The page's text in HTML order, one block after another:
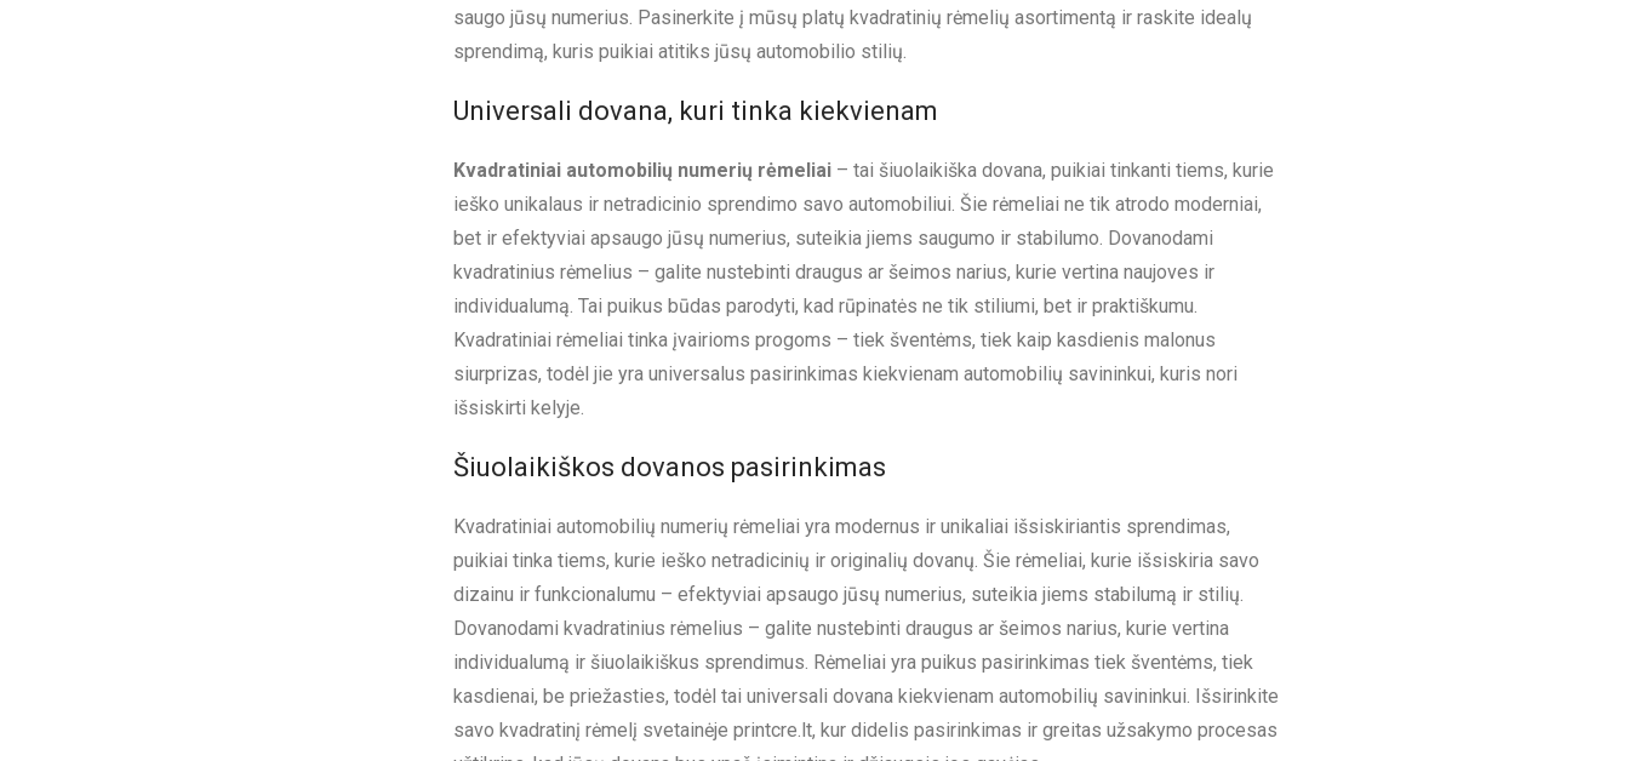
saugo jūsų numerius. Pasinerkite į mūsų platų kvadratinių rėmelių asortimentą ir raskite idealų
sprendimą, kuris puikiai atitiks jūsų automobilio stilių.
Universali dovana, kuri tinka kiekvienam
Kvadratiniai automobilių numerių rėmeliai– tai šiuolaikiška dovana, puikiai tinkanti tiems, kurie
ieško unikalaus ir netradicinio sprendimo savo automobiliui. Šie rėmeliai ne tik atrodo moderniai,
bet ir efektyviai apsaugo jūsų numerius, suteikia jiems saugumo ir stabilumo. Dovanodami
kvadratinius rėmelius – galite nustebinti draugus ar šeimos narius, kurie vertina naujoves ir
individualumą. Tai puikus būdas parodyti, kad rūpinatės ne tik stiliumi, bet ir praktiškumu.
Kvadratiniai rėmeliai tinka įvairioms progoms – tiek šventėms, tiek kaip kasdienis malonus
siurprizas, todėl jie yra universalus pasirinkimas kiekvienam automobilių savininkui, kuris nori
išsiskirti kelyje.
Šiuolaikiškos dovanos pasirinkimas
Kvadratiniai automobilių numerių rėmeliai yra modernus ir unikaliai išsiskiriantis sprendimas,
puikiai tinka tiems, kurie ieško netradicinių ir originalių dovanų. Šie rėmeliai, kurie išsiskiria savo
dizainu ir funkcionalumu – efektyviai apsaugo jūsų numerius, suteikia jiems stabilumą ir stilių.
Dovanodami kvadratinius rėmelius – galite nustebinti draugus ar šeimos narius, kurie vertina
individualumą ir šiuolaikiškus sprendimus. Rėmeliai yra puikus pasirinkimas tiek šventėms, tiek
kasdienai, be priežasties, todėl tai universali dovana kiekvienam automobilių savininkui. Išsirinkite
savo kvadratinį rėmelį svetainėje printcre.lt, kur didelis pasirinkimas ir greitas užsakymo procesas